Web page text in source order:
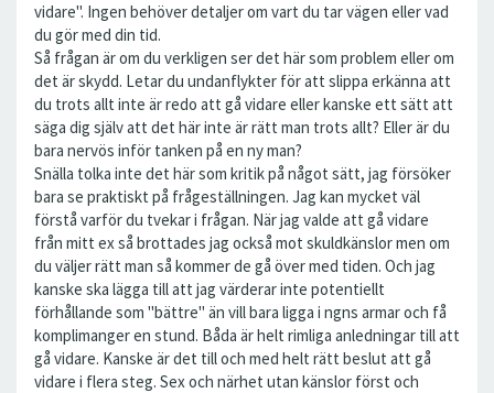
vidare". Ingen behöver detaljer om vart du tar vägen eller vad
du gör med din tid.
Så frågan är om du verkligen ser det här som problem eller om
det är skydd. Letar du undanflykter för att slippa erkänna att
du trots allt inte är redo att gå vidare eller kanske ett sätt att
säga dig själv att det här inte är rätt man trots allt? Eller är du
bara nervös inför tanken på en ny man?
Snälla tolka inte det här som kritik på något sätt, jag försöker
bara se praktiskt på frågeställningen. Jag kan mycket väl
förstå varför du tvekar i frågan. När jag valde att gå vidare
från mitt ex så brottades jag också mot skuldkänslor men om
du väljer rätt man så kommer de gå över med tiden. Och jag
kanske ska lägga till att jag värderar inte potentiellt
förhållande som "bättre" än vill bara ligga i ngns armar och få
komplimanger en stund. Båda är helt rimliga anledningar till att
gå vidare. Kanske är det till och med helt rätt beslut att gå
vidare i flera steg. Sex och närhet utan känslor först och